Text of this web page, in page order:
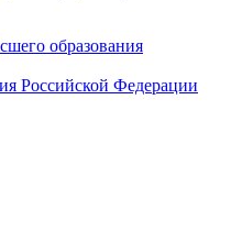
образования
Российской Федерации